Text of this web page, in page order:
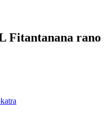
Fitantanana rano